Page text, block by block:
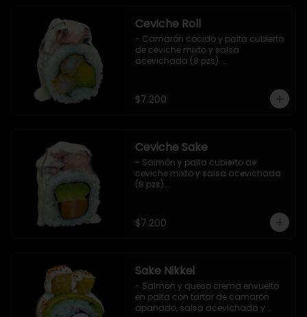
Ceviche Roll
- Camarón cocido y palta cubierto
de ceviche mixto y salsa
acevichada (8 pzs).
$7.200
Ceviche Sake
- Salmón y palta cubierto de
ceviche mixto y salsa acevichada
(8 pzs).
$7.200
Sake Nikkei
- Salmon y queso crema envuelto
en palta con tartar de camarón
apanado, salsa acevichada y